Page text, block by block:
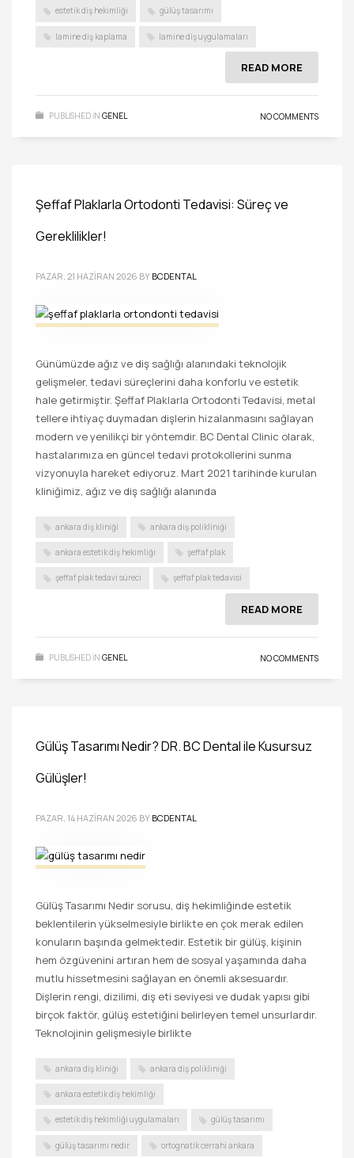
estetik diş hekimliği gülüş tasarımı
lamine diş kaplama lamine diş uygulamaları
READ MORE
PUBLISHED IN GENEL NO COMMENTS
Şeffaf Plaklarla Ortodonti Tedavisi: Süreç ve
Gereklilikler!
PAZAR, 21 HAZIRAN 2026 BY BCDENTAL
Günümüzde ağız ve diş sağlığı alanındaki teknolojik
gelişmeler, tedavi süreçlerini daha konforlu ve estetik
hale getirmiştir. Şeffaf Plaklarla Ortodonti Tedavisi, metal
tellere ihtiyaç duymadan dişlerin hizalanmasını sağlayan
modern ve yenilikçi bir yöntemdir. BC Dental Clinic olarak,
hastalarımıza en güncel tedavi protokollerini sunma
vizyonuyla hareket ediyoruz. Mart 2021 tarihinde kurulan
kliniğimiz, ağız ve diş sağlığı alanında
ankara diş kliniği ankara diş polikliniği
ankara estetik diş hekimliği şeffaf plak
şeffaf plak tedavi süreci şeffaf plak tedavisi
READ MORE
PUBLISHED IN GENEL NO COMMENTS
Gülüş Tasarımı Nedir? DR. BC Dental ile Kusursuz
Gülüşler!
PAZAR, 14 HAZIRAN 2026 BY BCDENTAL
Gülüş Tasarımı Nedir sorusu, diş hekimliğinde estetik
beklentilerin yükselmesiyle birlikte en çok merak edilen
konuların başında gelmektedir. Estetik bir gülüş, kişinin
hem özgüvenini artıran hem de sosyal yaşamında daha
mutlu hissetmesini sağlayan en önemli aksesuardır.
Dişlerin rengi, dizilimi, diş eti seviyesi ve dudak yapısı gibi
birçok faktör, gülüş estetiğini belirleyen temel unsurlardır.
Teknolojinin gelişmesiyle birlikte
ankara diş kliniği ankara diş polikliniği
ankara estetik diş hekimliği
estetik diş hekimliği uygulamaları gülüş tasarımı
gülüş tasarımı nedir ortognatik cerrahi ankara